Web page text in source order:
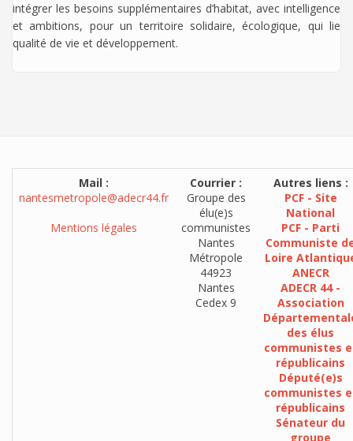
intégrer les besoins supplémentaires d’habitat, avec intelligence
et ambitions, pour un territoire solidaire, écologique, qui lie
qualité de vie et développement.
Mail :
nantesmetropole@adecr44.fr
Mentions légales
Courrier :
Groupe des
élu(e)s
communistes
Nantes
Métropole
44923
Nantes
Cedex 9
Autres liens :
PCF - Site
National
PCF - Parti
Communiste
Loire
ANECR
ADECR 44 -
Association
des élus
communistes
républicains
Député(e)s
communistes
républicains
Sénateur du
groupe